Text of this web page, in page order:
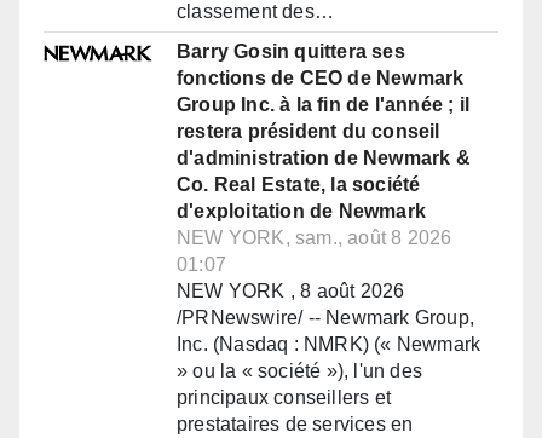
classement des…
Barry Gosin quittera ses
fonctions de CEO de Newmark
Group Inc. à la fin de l'année ; il
restera président du conseil
d'administration de Newmark &
Co. Real Estate, la société
d'exploitation de Newmark
NEW YORK, sam., août 8 2026
01:07
NEW YORK , 8 août 2026
/PRNewswire/ -- Newmark Group,
Inc. (Nasdaq : NMRK) (« Newmark
» ou la « société »), l'un des
principaux conseillers et
prestataires de services en